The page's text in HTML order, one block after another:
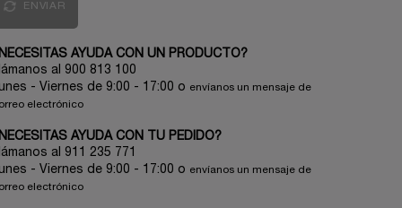
ENVIAR
AYUDA CON UN PRODUCTO?
al 900 813 100
- Viernes de 9:00 - 17:00 o envíanos un mensaje de
electrónico
AYUDA CON TU PEDIDO?
al 911 235 771
- Viernes de 9:00 - 17:00 o envíanos un mensaje de
electrónico